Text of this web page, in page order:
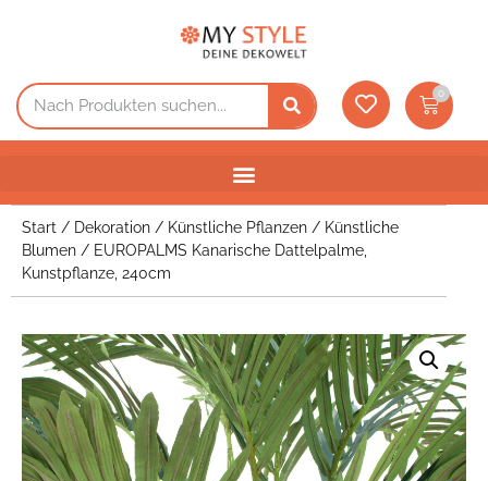
0
Start / Dekoration / Künstliche Pflanzen / Künstliche
Blumen / EUROPALMS Kanarische Dattelpalme,
Kunstpflanze, 240cm